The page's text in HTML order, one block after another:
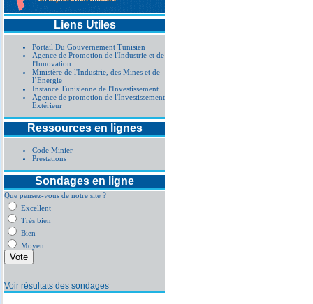
Liens Utiles
Portail Du Gouvernement Tunisien
Agence de Promotion de l'Industrie et de
l'Innovation
Ministère de l'Industrie, des Mines et de
l’Energie
Instance Tunisienne de l'Investissement
Agence de promotion de l'Investissement
Extérieur
Ressources en lignes
Code Minier
Prestations
Sondages en ligne
Que pensez-vous de notre site ?
Excellent
Très bien
Bien
Moyen
Voir résultats des sondages